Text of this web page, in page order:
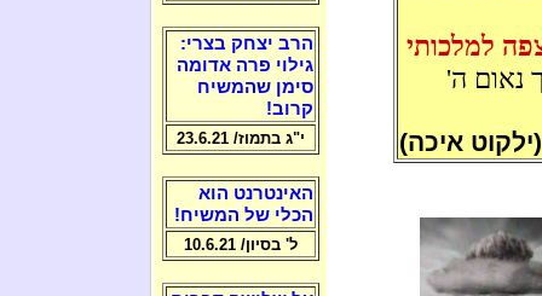
למלכותי
נאום ה'
(ילקוט איכה)
הרב יצחק בצרי:
גילוי פרה אדומה
סימן שהמשיח
קרוב!
י"ג בתמוז/ 23.6.21
האינטרנט הוא
הכלי של המשיח!
ל' בסיון/ 10.6.21